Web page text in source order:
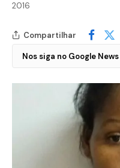
2016
Compartilhar
Nos siga no Google News